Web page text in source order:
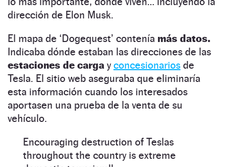
dirección de Elon Musk.
El mapa de ‘Dogequest’ contenía más datos.
Indicaba dónde estaban las direcciones de las
estaciones de carga yconcesionarios de
Tesla. El sitio web aseguraba que eliminaría
esta información cuando los interesados
aportasen una prueba de la venta de su
vehículo.
Encouraging destruction of Teslas
throughout the country is extreme